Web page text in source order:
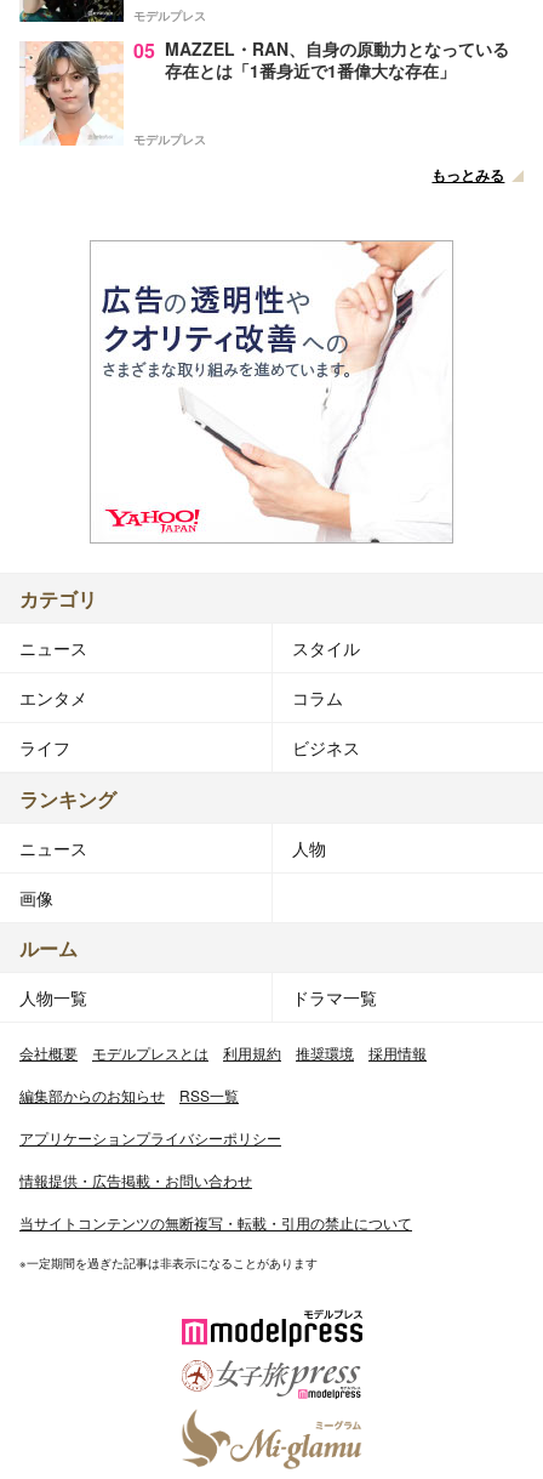
モデルプレス
05 MAZZEL・RAN、自身の原動力となっている
存在とは「1番身近で1番偉大な存在」
モデルプレス
もっとみる
カテゴリ
ニュース スタイル
エンタメ コラム
ライフ ビジネス
ランキング
ニュース 人物
画像
ルーム
人物一覧 ドラマ一覧
会社概要 モデルプレスとは 利用規約 推奨環境 採用情報
編集部からのお知らせ RSS一覧
アプリケーションプライバシーポリシー
情報提供・広告掲載・お問い合わせ
当サイトコンテンツの無断複写・転載・引用の禁止について
※一定期間を過ぎた記事は非表示になることがあります